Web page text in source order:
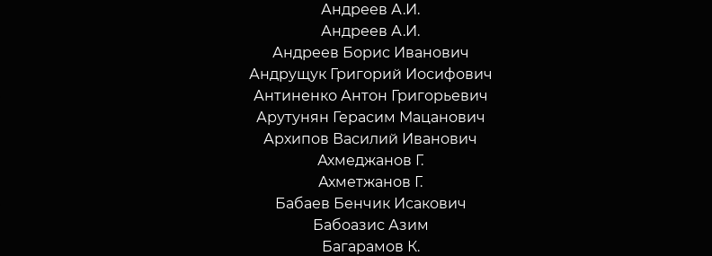
Андреев А.И.
Андреев А.И.
Андреев Борис Иванович
Андрущук Григорий Иосифович
Антиненко Антон Григорьевич
Арутунян Герасим Мацанович
Архипов Василий Иванович
Ахмеджанов Г.
Ахметжанов Г.
Бабаев Бенчик Исакович
Бабоазис Азим
Багарамов К.